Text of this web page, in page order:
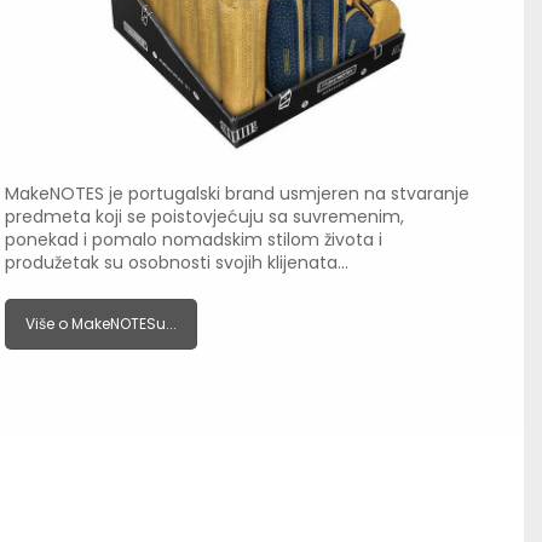
MakeNOTES je portugalski brand usmjeren na stvaranje
predmeta koji se poistovjećuju sa suvremenim,
ponekad i pomalo nomadskim stilom života i
produžetak su osobnosti svojih klijenata…
Više o MakeNOTESu...